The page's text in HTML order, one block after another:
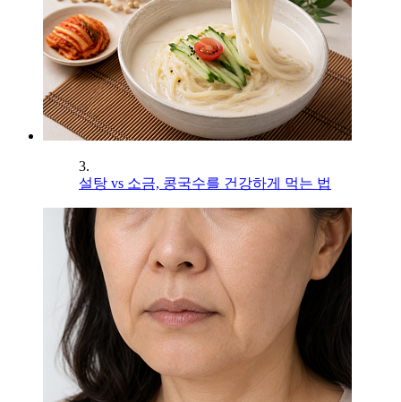
3.
설탕 vs 소금, 콩국수를 건강하게 먹는 법